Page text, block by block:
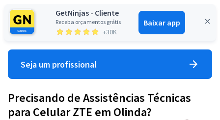
GetNinjas - Cliente
Receba orçamentos grátis
+30K
Baixar app
Entrar
Seja um profissional
Precisando de Assistências Técnicas
para Celular ZTE em Olinda?